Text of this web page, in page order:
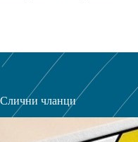
Слични чланци